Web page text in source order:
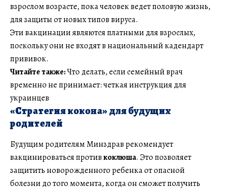
взрослом возрасте, пока человек ведет половую жизнь,
для защиты от новых типов вируса.
Эти вакцинации являются платными для взрослых,
поскольку они не входят в национальный кадендарт
прививок.
Читайте также:Что делать, если семейный врач
временно не принимает: четкая инструкция для
украинцев
«Стратегия кокона» для будущих
родителей
Будущим родителям Минздрав рекомендует
вакцинироваться противкоклюша. Это позволяет
защитить новорожденного ребенка от опасной
болезни до того момента, когда он сможет получить